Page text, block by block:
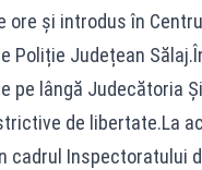
și introdus în
Poliție Județean
pe lângă Judecătoria
de libertate.La
cadrul Inspectoratului